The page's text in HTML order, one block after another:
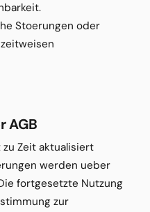
Stoerungen oder
AGB
zu Zeit aktualisiert
werden ueber
fortgesetzte Nutzung
zur